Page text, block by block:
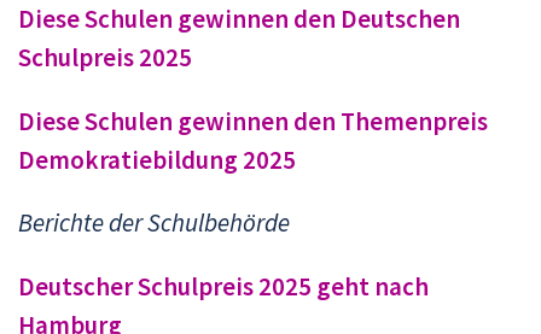
Diese Schulen gewinnen den Deutschen
Schulpreis 2025
Diese Schulen gewinnen den Themenpreis
Demokratiebildung 2025
Berichte der Schulbehörde
Deutscher Schulpreis 2025 geht nach
Hamburg